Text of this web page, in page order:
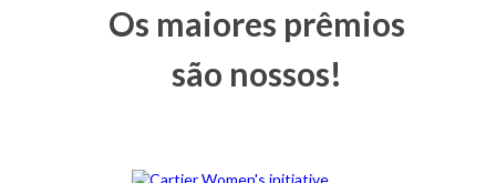
Os maiores prêmios
são nossos!